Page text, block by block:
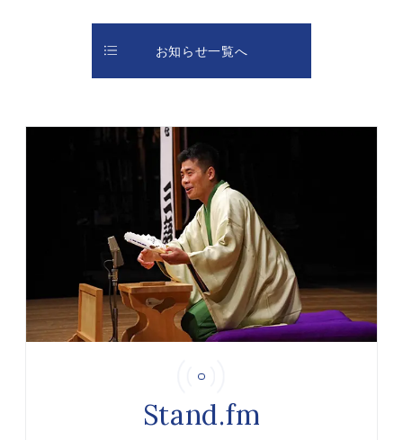
お知らせ一覧へ
Stand.fm